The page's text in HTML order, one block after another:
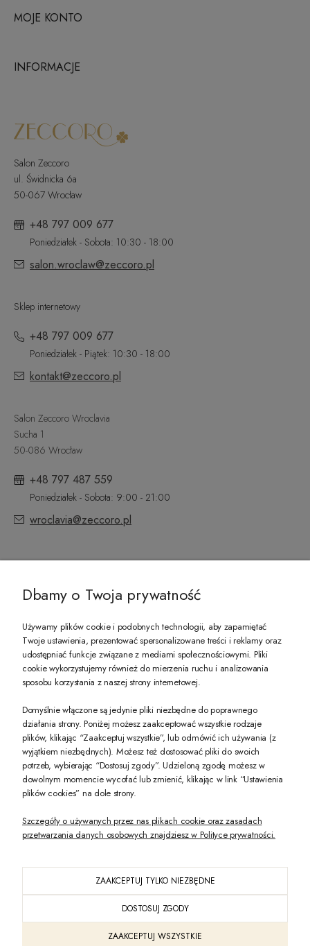
MOJE KONTO
INFORMACJE
Salon Zeccoro
ul. Świdnicka 6a
50-067 Wrocław
+48 797 009 677
Poniedziałek - Sobota: 10:30 - 18:00
salon.wroclaw@zeccoro.pl
Sklep internetowy
+48 797 009 677
Poniedziałek - Piątek: 10:30 - 18:00
kontakt@zeccoro.pl
Salon Zeccoro Wroclavia
Sucha 1
50-086 Wrocław
+48 797 487 559
Poniedziałek - Sobota: 9:00 - 21:00
wroclavia@zeccoro.pl
PREZENT DLA CIEBIE!
-10% na pierwsze zakupy na zeccoro.pl Gdy zapiszesz się do naszego
Twoje dane będą przetwarzane zgodnie z nasząpolityką prywatności
POKAŻ PEŁNĄ WERSJĘ STRONY
Sklep internetowy Shoper Premium
PL
Dbamy o Twoja prywatność
Używamy plików cookie i podobnych technologii, aby zapamiętać
Twoje ustawienia, prezentować spersonalizowane treści i reklamy oraz
udostępniać funkcje związane z mediami społecznościowymi. Pliki
cookie wykorzystujemy również do mierzenia ruchu i analizowania
sposobu korzystania z naszej strony internetowej.
Domyślnie włączone są jedynie pliki niezbędne do poprawnego
działania strony. Poniżej możesz zaakceptować wszystkie rodzaje
plików, klikając “Zaakceptuj wszystkie”, lub odmówić ich używania (z
wyjątkiem niezbędnych). Możesz też dostosować pliki do swoich
potrzeb, wybierając “Dostosuj zgody”. Udzieloną zgodę możesz w
dowolnym momencie wycofać lub zmienić, klikając w link “Ustawienia
plików cookies” na dole strony.
Szczegóły o używanych przez nas plikach cookie oraz zasadach
przetwarzania danych osobowych znajdziesz w Polityce prywatności.
ZAAKCEPTUJ TYLKO NIEZBĘDNE
DOSTOSUJ ZGODY
ZAAKCEPTUJ WSZYSTKIE